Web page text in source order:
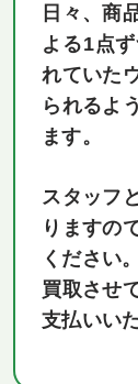
日々、商
よる1点
れていた
られるよ
ます。
スタッフ
りますの
ください。
買取させ
支払いい